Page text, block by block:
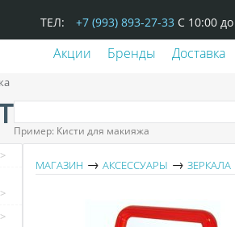
ТЕЛ: +7 (993) 893-27-33 С 10:00
Акции Бренды Доставка
Пример: Кисти для макияжа
МАГАЗИН → АКСЕССУАРЫ → ЗЕРКАЛА